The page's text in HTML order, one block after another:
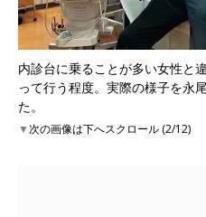
内診台に乗ることが多い女性と
って行う程度。実際の様子を永
た。
▼次の画像は下へスクロール (2/12)